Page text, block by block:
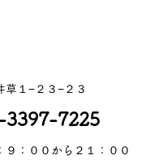
草１−２３−２３
3397-7225
９：００から２１：００